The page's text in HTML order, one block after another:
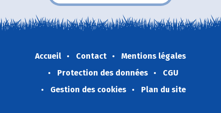
Accueil Contact
Mentions légales
Protection des données
CGU
Gestion des cookies
Plan du site